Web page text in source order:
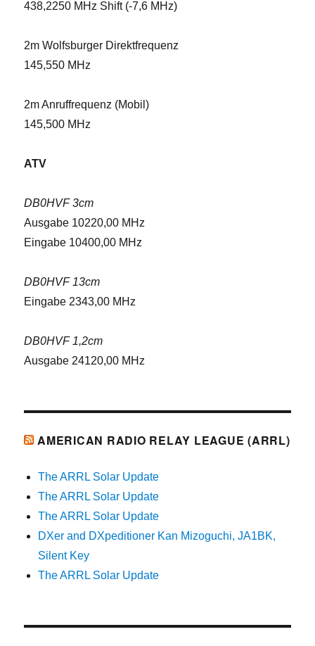
438,2250 MHz Shift (-7,6 MHz)
2m Wolfsburger Direktfrequenz
145,550 MHz
2m Anruffrequenz (Mobil)
145,500 MHz
ATV
DB0HVF 3cm
Ausgabe 10220,00 MHz
Eingabe 10400,00 MHz
DB0HVF 13cm
Eingabe 2343,00 MHz
DB0HVF 1,2cm
Ausgabe 24120,00 MHz
AMERICAN RADIO RELAY LEAGUE (ARRL)
The ARRL Solar Update
The ARRL Solar Update
The ARRL Solar Update
DXer and DXpeditioner Kan Mizoguchi, JA1BK,
Silent Key
The ARRL Solar Update